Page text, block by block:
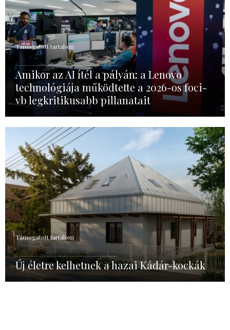
Támogatott tartalom
Amikor az AI ítél a pályán: a Lenovo
technológiája működtette a 2026-os foci-
vb legkritikusabb pillanatait
Támogatott tartalom
Új életre kelhetnek a hazai Kádár-kockák